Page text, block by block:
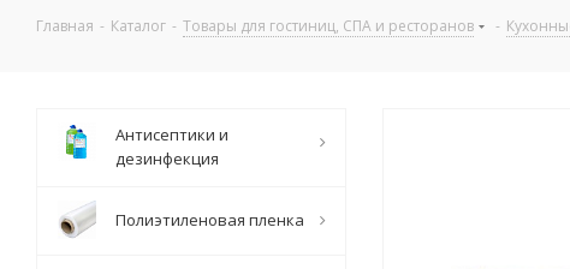
Главная - Каталог - Товары для гостиниц, СПА и ресторанов -
Антисептики и
дезинфекция
Полиэтиленовая пленка